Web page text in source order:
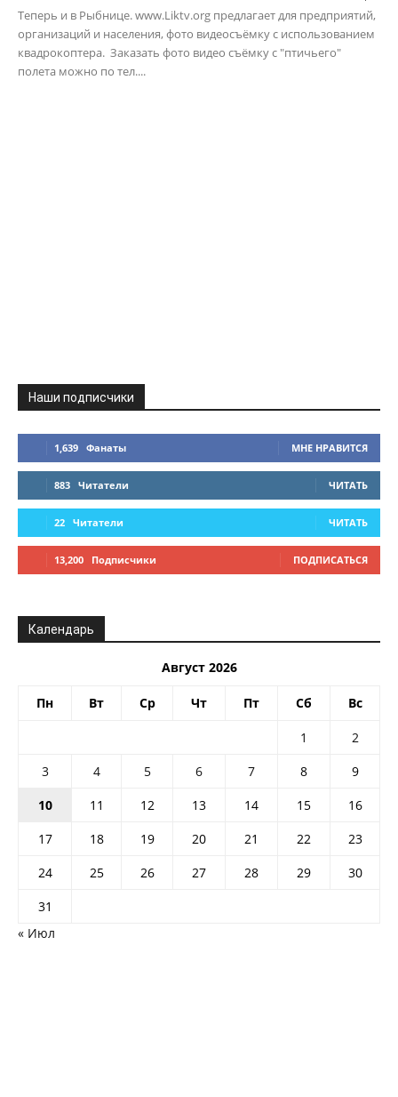
Теперь и в Рыбнице. www.Liktv.org предлагает для предприятий,
организаций и населения, фото видеосъёмку с использованием
квадрокоптера. Заказать фото видео съёмку с "птичьего"
полета можно по тел....
Наши подписчики
1,639 Фанаты МНЕ НРАВИТСЯ
883 Читатели ЧИТАТЬ
22 Читатели ЧИТАТЬ
13,200 Подписчики ПОДПИСАТЬСЯ
Календарь
Август 2026
Пн Вт Ср Чт Пт Сб Вс
1
2
3
4 5 6 7 8
9
10
11 12 13 14 15
16
17
18 19 20 21 22
23
24
25 26 27 28 29
30
31
« Июл